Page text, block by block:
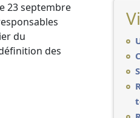
23 septembre
du
des